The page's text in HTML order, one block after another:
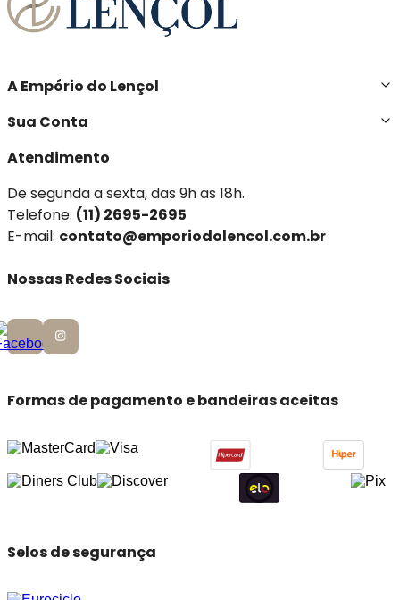
A Empório do Lençol
Sua Conta
Atendimento
De segunda a sexta, das 9h as 18h.
Telefone: (11) 2695-2695
E-mail: contato@emporiodolencol.com.br
Nossas Redes Sociais
Formas de pagamento e bandeiras aceitas
Selos de segurança